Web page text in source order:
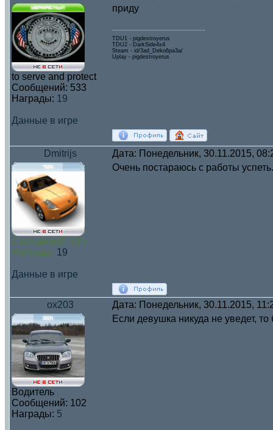
to serve and protect
Сообщений: 533
Награды: 19
Данные в игре
приду
TDU1 - pigdestroyerus
TDU2 - DarkSide4x4
Steam - id/3ad_Deko6pa3a/
Uplay - pigdestroyerus
Dmitrijs Дата: Понедельник, 30.11.2015,
Сообщений: 915
Награды: 19
Данные в игре
Очень постараюсь с работы
ox203 Дата: Понедельник, 30.11.2015,
Водитель
Сообщений: 102
Награды: 5
Если девушка никуда не уведет, то